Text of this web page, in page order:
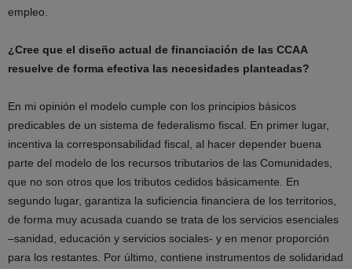
empleo.
¿Cree que el diseño actual de financiación de las CCAA
resuelve de forma efectiva las necesidades planteadas?
En mi opinión el modelo cumple con los principios básicos
predicables de un sistema de federalismo fiscal. En primer lugar,
incentiva la corresponsabilidad fiscal, al hacer depender buena
parte del modelo de los recursos tributarios de las Comunidades,
que no son otros que los tributos cedidos básicamente. En
segundo lugar, garantiza la suficiencia financiera de los territorios,
de forma muy acusada cuando se trata de los servicios esenciales
–sanidad, educación y servicios sociales- y en menor proporción
para los restantes. Por último, contiene instrumentos de solidaridad